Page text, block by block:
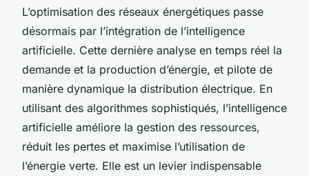
L’optimisation des réseaux énergétiques passe
désormais par l’intégration de l’intelligence
artificielle. Cette dernière analyse en temps réel la
demande et la production d’énergie, et pilote de
manière dynamique la distribution électrique. En
utilisant des algorithmes sophistiqués, l’intelligence
artificielle améliore la gestion des ressources,
réduit les pertes et maximise l’utilisation de
l’énergie verte. Elle est un levier indispensable